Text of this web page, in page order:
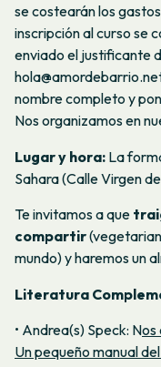
se costearán los
inscripción al curso se
enviado el justificante
nombre completo y
Nos organizamos en
Lugar y hora: La
Sahara (Calle Virgen
Te invitamos a que
compartir
mundo) y haremos un
Literatura
• Andrea(s) Speck: Nos
Un pequeño manual